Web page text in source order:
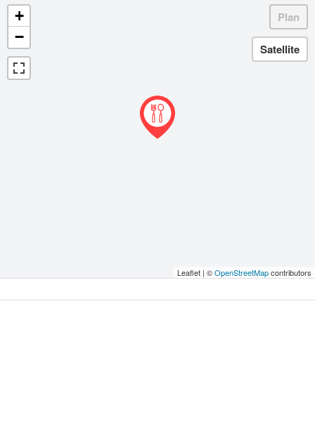
+
−
Leaflet | ©OpenStreetMapcontributors